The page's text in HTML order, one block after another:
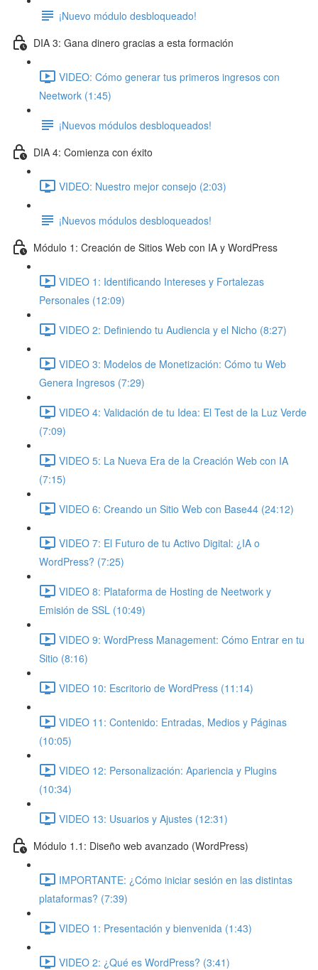
¡Nuevo módulo desbloqueado!
DIA 3: Gana dinero gracias a esta formación
VIDEO: Cómo generar tus primeros ingresos con
Neetwork (1:45)
¡Nuevos módulos desbloqueados!
DIA 4: Comienza con éxito
VIDEO: Nuestro mejor consejo (2:03)
¡Nuevos módulos desbloqueados!
Módulo 1: Creación de Sitios Web con IA y WordPress
VIDEO 1: Identificando Intereses y Fortalezas
Personales (12:09)
VIDEO 2: Definiendo tu Audiencia y el Nicho (8:27)
VIDEO 3: Modelos de Monetización: Cómo tu Web
Genera Ingresos (7:29)
VIDEO 4: Validación de tu Idea: El Test de la Luz Verde
(7:09)
VIDEO 5: La Nueva Era de la Creación Web con IA
(7:15)
VIDEO 6: Creando un Sitio Web con Base44 (24:12)
VIDEO 7: El Futuro de tu Activo Digital: ¿IA o
WordPress? (7:25)
VIDEO 8: Plataforma de Hosting de Neetwork y
Emisión de SSL (10:49)
VIDEO 9: WordPress Management: Cómo Entrar en tu
Sitio (8:16)
VIDEO 10: Escritorio de WordPress (11:14)
VIDEO 11: Contenido: Entradas, Medios y Páginas
(10:05)
VIDEO 12: Personalización: Apariencia y Plugins
(10:34)
VIDEO 13: Usuarios y Ajustes (12:31)
Módulo 1.1: Diseño web avanzado (WordPress)
IMPORTANTE: ¿Cómo iniciar sesión en las distintas
plataformas? (7:39)
VIDEO 1: Presentación y bienvenida (1:43)
VIDEO 2: ¿Qué es WordPress? (3:41)